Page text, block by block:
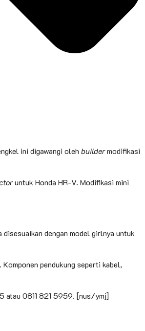
ini digawangi oleh buildermodifikasi
untuk Honda HR-V. Modifikasi mini
dengan model girlnya untuk
pendukung seperti kabel,
atau 0811 821 5959. [nus/ymj]